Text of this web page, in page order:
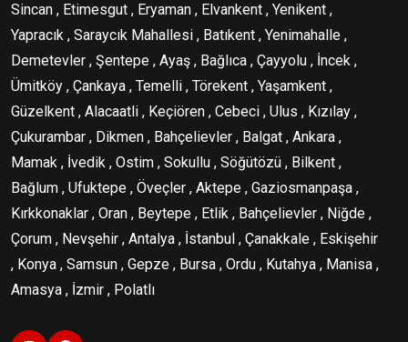
Sincan , Etimesgut , Eryaman , Elvankent , Yenikent ,
Yapracık , Saraycık Mahallesi , Batıkent , Yenimahalle ,
Demetevler , Şentepe , Ayaş , Bağlıca , Çayyolu , İncek ,
Ümitköy , Çankaya , Temelli , Törekent , Yaşamkent ,
Güzelkent , Alacaatli , Keçiören , Cebeci , Ulus , Kızılay ,
Çukurambar , Dikmen , Bahçelievler , Balgat , Ankara ,
Mamak , İvedik , Ostim , Sokullu , Söğütözü , Bilkent ,
Bağlum , Ufuktepe , Öveçler , Aktepe , Gaziosmanpaşa ,
Kırkkonaklar , Oran , Beytepe , Etlik , Bahçelievler , Niğde ,
Çorum , Nevşehir , Antalya , İstanbul , Çanakkale , Eskişehir
, Konya , Samsun , Gepze , Bursa , Ordu , Kutahya , Manisa ,
Amasya , İzmir , Polatlı